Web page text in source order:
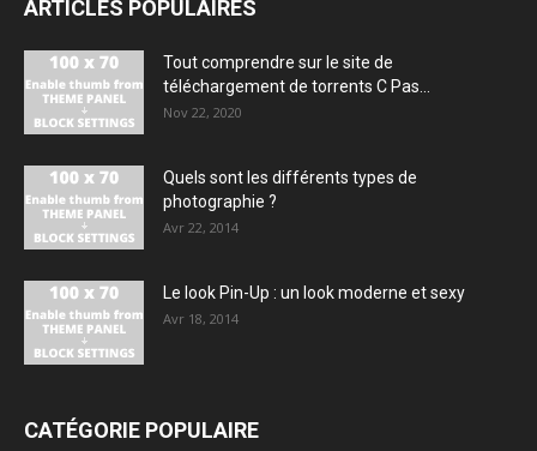
ARTICLES POPULAIRES
Tout comprendre sur le site de
téléchargement de torrents C Pas...
Nov 22, 2020
Quels sont les différents types de
photographie ?
Avr 22, 2014
Le look Pin-Up : un look moderne et sexy
Avr 18, 2014
CATÉGORIE POPULAIRE